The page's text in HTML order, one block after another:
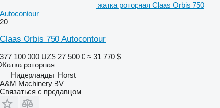
жатка роторная Claas Orbis 750
Autocontour
20
Claas Orbis 750 Autocontour
377 100 000 UZS 27 500 € ≈ 31 770 $
Жатка роторная
Нидерланды, Horst
A&M Machinery BV
Связаться с продавцом